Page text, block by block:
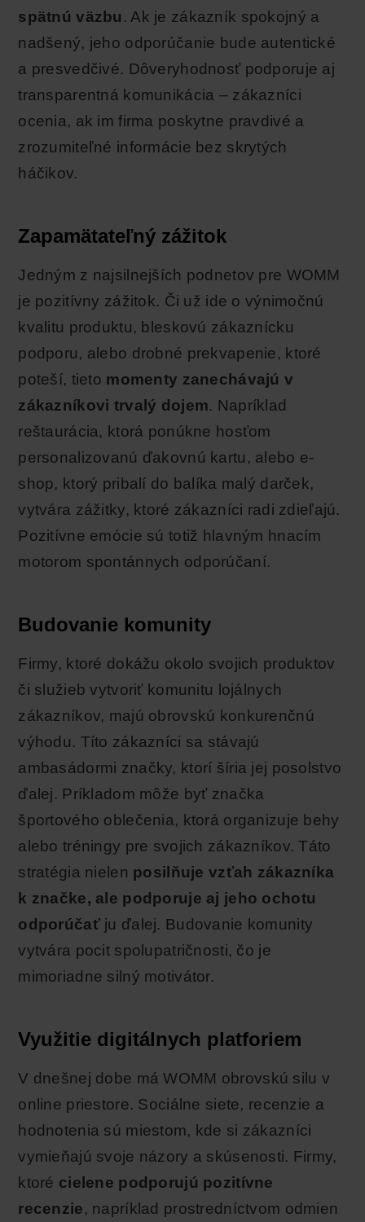
spätnú väzbu . Ak je zákazník spokojný a
nadšený, jeho odporúčanie bude autentické
a presvedčivé. Dôveryhodnosť podporuje aj
transparentná komunikácia – zákazníci
ocenia, ak im firma poskytne pravdivé a
zrozumiteľné informácie bez skrytých
háčikov.
Zapamätateľný zážitok
Jedným z najsilnejších podnetov pre WOMM
je pozitívny zážitok. Či už ide o výnimočnú
kvalitu produktu, bleskovú zákaznícku
podporu, alebo drobné prekvapenie, ktoré
poteší, tieto momenty zanechávajú v
zákazníkovi trvalý dojem. Napríklad
reštaurácia, ktorá ponúkne hosťom
personalizovanú ďakovnú kartu, alebo e-
shop, ktorý pribalí do balíka malý darček,
vytvára zážitky, ktoré zákazníci radi zdieľajú.
Pozitívne emócie sú totiž hlavným hnacím
motorom spontánnych odporúčaní.
Budovanie komunity
Firmy, ktoré dokážu okolo svojich produktov
či služieb vytvoriť komunitu lojálnych
zákazníkov, majú obrovskú konkurenčnú
výhodu. Títo zákazníci sa stávajú
ambasádormi značky, ktorí šíria jej posolstvo
ďalej. Príkladom môže byť značka
športového oblečenia, ktorá organizuje behy
alebo tréningy pre svojich zákazníkov. Táto
stratégia nielen posilňuje vzťah zákazníka
k značke, ale podporuje aj jeho ochotu
odporúčaťju ďalej. Budovanie komunity
vytvára pocit spolupatričnosti, čo je
mimoriadne silný motivátor.
Využitie digitálnych platforiem
V dnešnej dobe má WOMM obrovskú silu v
online priestore. Sociálne siete, recenzie a
hodnotenia sú miestom, kde si zákazníci
vymieňajú svoje názory a skúsenosti. Firmy,
ktoré cielene podporujú pozitívne
recenzie, napríklad prostredníctvom odmien